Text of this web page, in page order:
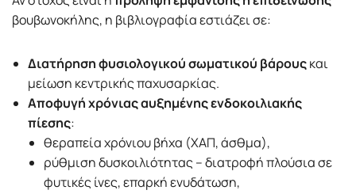
βουβωνοκήλης, η βιβλιογραφία εστιάζει σε:
Διατήρηση φυσιολογικού σωματικού βάρουςκαι
μείωση κεντρικής παχυσαρκίας.
Αποφυγή χρόνιας αυξημένης ενδοκοιλιακής
πίεσης:
θεραπεία χρόνιου βήχα (ΧΑΠ, άσθμα),
ρύθμιση δυσκοιλιότητας – διατροφή πλούσια σε
φυτικές ίνες, επαρκή ενυδάτωση,